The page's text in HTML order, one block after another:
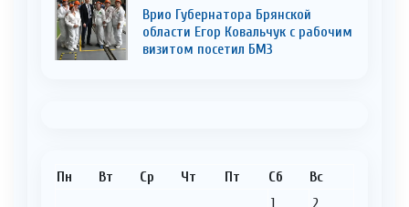
Врио Губернатора Брянской
области Егор Ковальчук с рабочим
визитом посетил БМЗ
Пн Вт Ср Чт Пт Сб Вс
1
2